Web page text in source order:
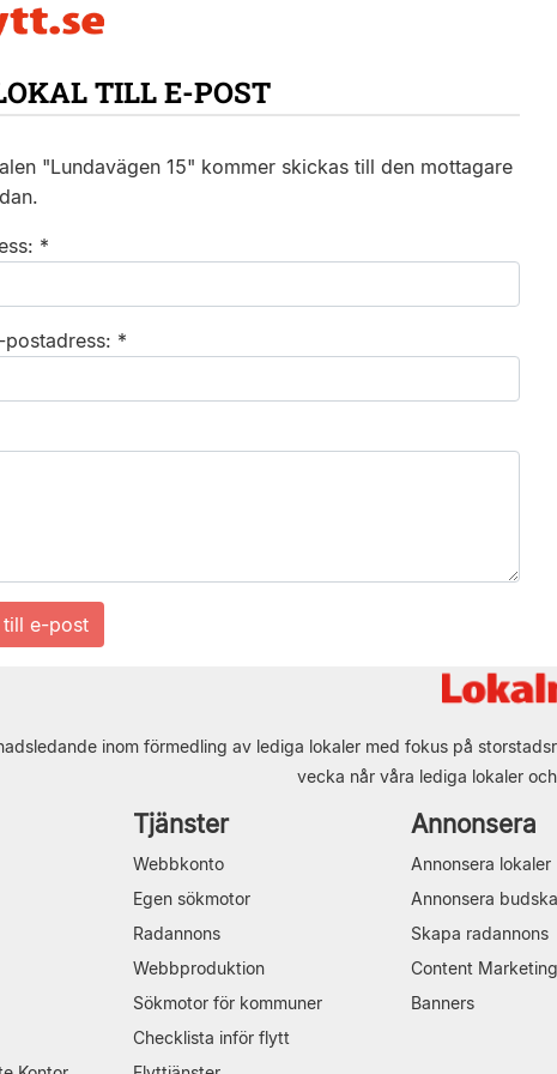
TILL E-POST
"Lundavägen 15" kommer skickas till den mottagare
*
*
inom förmedling av lediga lokaler med fokus på
vecka når våra lediga lokaler
Tjänster
Webbkonto
Egen sökmotor
Radannons
Webbproduktion
Sökmotor för kommuner
Checklista inför flytt
Annonsera
Annonsera lokaler
Annonsera
Skapa radannons
Content Marketing
Banners